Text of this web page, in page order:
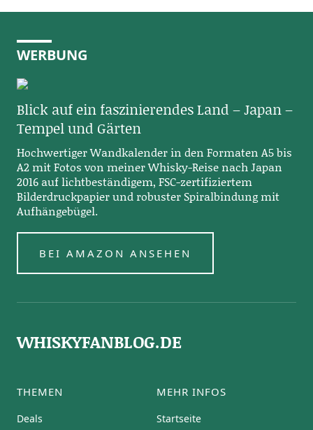
WERBUNG
Blick auf ein faszinierendes Land – Japan –
Tempel und Gärten
Hochwertiger Wandkalender in den Formaten A5 bis
A2 mit Fotos von meiner Whisky-Reise nach Japan
2016 auf lichtbeständigem, FSC-zertifiziertem
Bilderdruckpapier und robuster Spiralbindung mit
Aufhängebügel.
BEI AMAZON ANSEHEN
WHISKYFANBLOG.DE
THEMEN
Deals
MEHR INFOS
Startseite